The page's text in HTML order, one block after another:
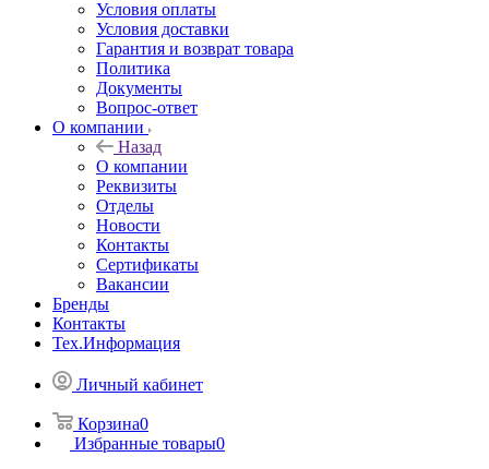
Условия оплаты
Условия доставки
Гарантия и возврат товара
Политика
Документы
Вопрос-ответ
О компании
Назад
О компании
Реквизиты
Отделы
Новости
Контакты
Сертификаты
Вакансии
Бренды
Контакты
Тех.Информация
Личный кабинет
Корзина0
Избранные товары0